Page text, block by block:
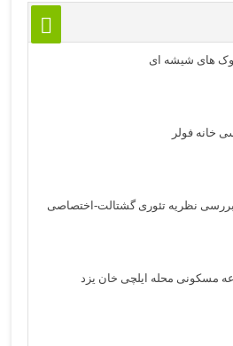
های شیشه ای
خانه فولر
بررسی نظریه تئوری گشتالت-اختصاصی
مسکونی محله ایلچی خان یزد